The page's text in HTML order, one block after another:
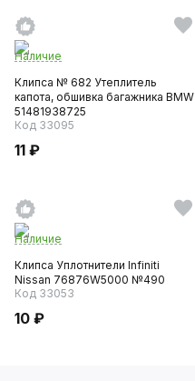
Наличие
Клипса № 682 Утеплитель
капота, обшивка багажника BMW
51481938725
Код 33095
11 ₽
Наличие
Клипса Уплотнители Infiniti
Nissan 76876W5000 №490
Код 33053
10 ₽